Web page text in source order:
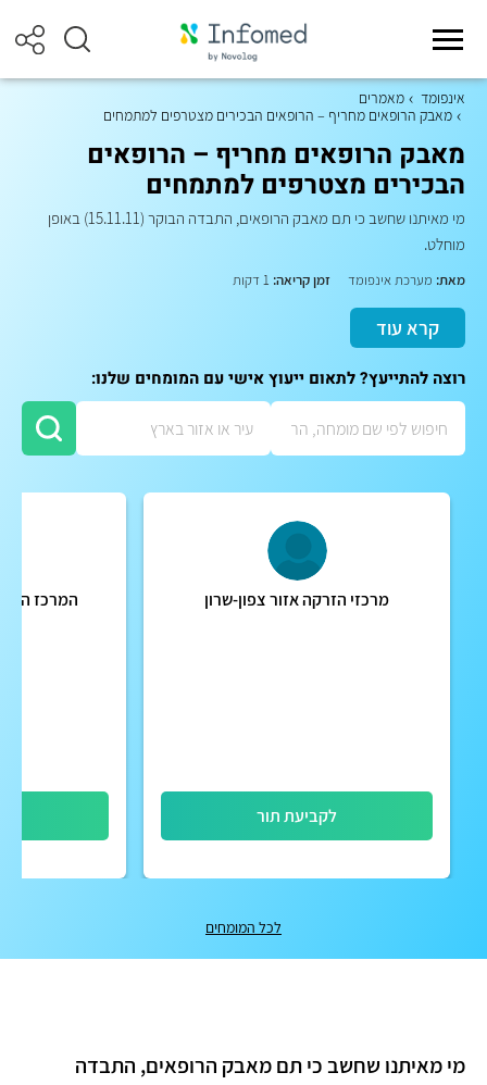
אינפומד
מאמרים
מאבק הרופאים מחריף – הרופאים הבכירים מצטרפים למתמחים
מאבק הרופאים מחריף – הרופאים
הבכירים מצטרפים למתמחים
מי מאיתנו שחשב כי תם מאבק הרופאים, התבדה הבוקר (15.11.11) באופן
מוחלט.
מאת: מערכת אינפומד זמן קריאה:
קרא עוד
רוצה להתייעץ? לתאום ייעוץ אישי עם המומחים שלנו:
מרכזי הזרקה אזור צפון-שרון
לקביעת תור
המרכז
לכל המומחים
מי מאיתנו שחשב כי תם מאבק הרופאים, התבדה